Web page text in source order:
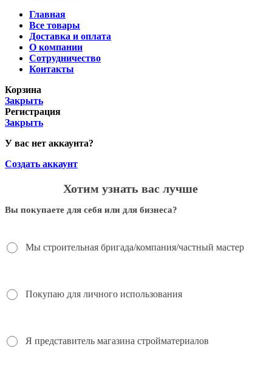
Главная
Все товары
Доставка и оплата
О компании
Сотрудничество
Контакты
Корзина
Закрыть
Регистрация
Закрыть
У вас нет аккаунта?
Создать аккаунт
Хотим узнать вас лучше
Вы покупаете для себя или для бизнеса?
Мы строительная бригада/компания/частный мастер
Покупаю для личного использования
Я представитель магазина стройматериалов